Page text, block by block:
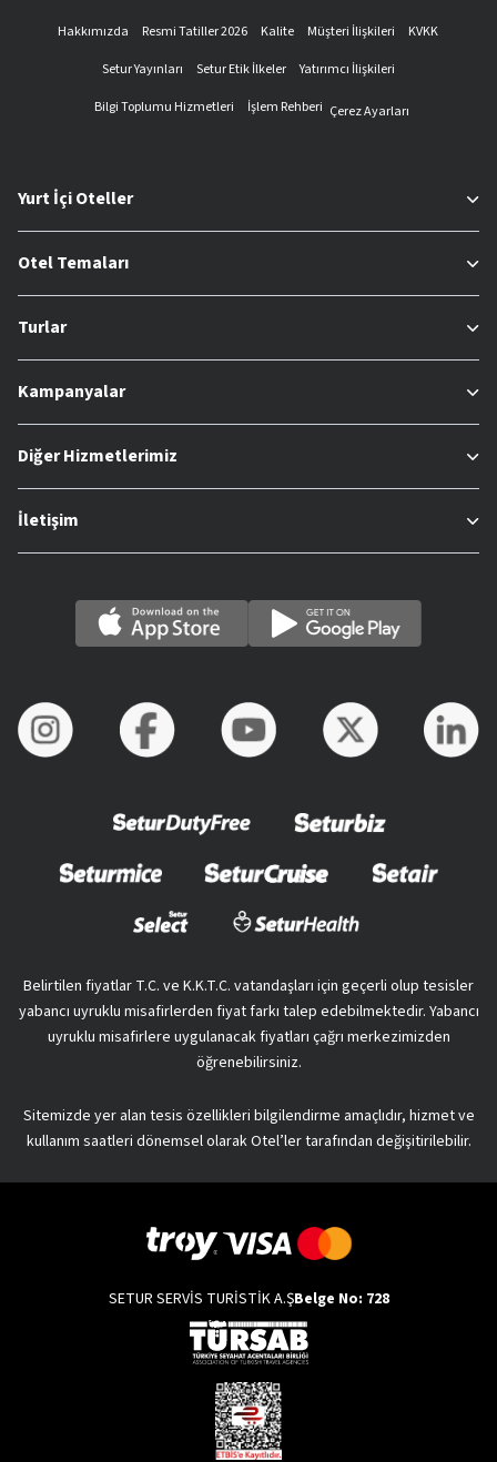
Hakkımızda Resmi Tatiller 2026 Kalite Müşteri İlişkileri
KVKK
Setur Yayınları
Setur Etik İlkeler
Yatırımcı İlişkileri
Bilgi Toplumu Hizmetleri
İşlem Rehberi Çerez Ayarları
Yurt İçi Oteller
Otel Temaları
Turlar
Kampanyalar
Diğer Hizmetlerimiz
İletişim
Belirtilen fiyatlar T.C. ve K.K.T.C. vatandaşları için geçerli olup tesisler
yabancı uyruklu misafirlerden fiyat farkı talep edebilmektedir. Yabancı
uyruklu misafirlere uygulanacak fiyatları çağrı merkezimizden
öğrenebilirsiniz.
Sitemizde yer alan tesis özellikleri bilgilendirme amaçlıdır, hizmet ve
kullanım saatleri dönemsel olarak Otel’ler tarafından değişitirilebilir.
SETUR SERVİS TURİSTİK A.ŞBelge No: 728